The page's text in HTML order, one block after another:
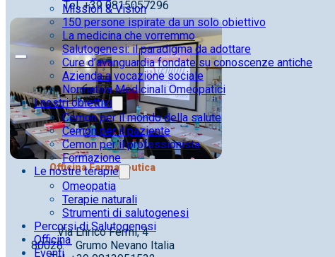
Mission & Vision
150 persone ispirate da un solo obiettivo
La medicina che vorremmo
Salutogenesi: il paradigma da adottare
Cure d’avanguardia fondate su conoscenze antiche
Azienda a vocazione sociale
Normativa Medicinali Omeopatici
I nostri obiettivi
Cemon per il mondo della salute
Cemon per il paziente
Cemon per il professionista
Formazione
Le nostre terapie
Omeopatia
Terapie naturali
Strumenti di salutogenesi
Percorsi di Salutogenesi
Officina
Eventi
Tel. +39 0815057296
Officina Farmaceutica
Via Enrico Fermi, 4
80028 – Grumo Nevano Italia